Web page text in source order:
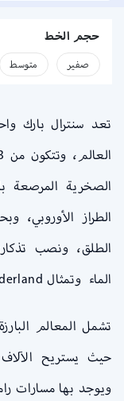
حجم الخط
صفير متوسط
تعد سنترال بارك
الصخرية المرصعة
الطراز الأوروبي،
الماء وتمثال Alice in Wonderland الشهير.
حيث يستريح
ويوجد بها مسارات